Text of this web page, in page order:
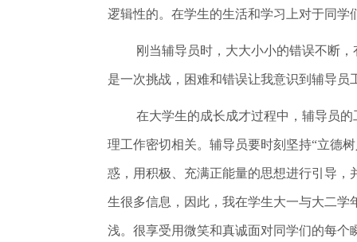
逻辑性的。在学生的生活和学习上对于同
刚当辅导员时，大大小小的错误不断
是一次挑战，困难和错误让我意识到辅导
在大学生的成长成才过程中，辅导员
理工作密切相关。辅导员要时刻坚持“立德
惑，用积极、充满正能量的思想进行引导，
生很多信息，因此，我在学生大一与大二
浅。很享受用微笑和真诚面对同学们的每